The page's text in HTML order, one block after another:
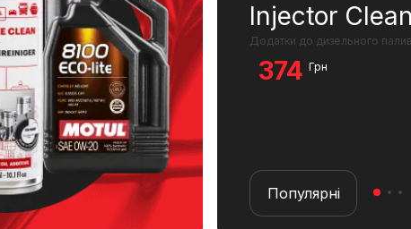
Injector
Додатки до дизельного
374 Грн
Популярні